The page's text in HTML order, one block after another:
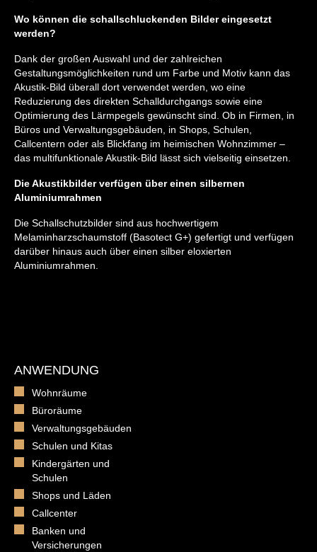
Wo können die schallschluckenden Bilder eingesetzt
werden?
Dank der großen Auswahl und der zahlreichen
Gestaltungsmöglichkeiten rund um Farbe und Motiv kann das
Akustik-Bild überall dort verwendet werden, wo eine
Reduzierung des direkten Schalldurchgangs sowie eine
Optimierung des Lärmpegels gewünscht sind. Ob in Firmen, in
Büros und Verwaltungsgebäuden, in Shops, Schulen,
Callcentern oder als Blickfang im heimischen Wohnzimmer –
das multifunktionale Akustik-Bild lässt sich vielseitig einsetzen.
Die Akustikbilder verfügen über einen silbernen
Aluminiumrahmen
Die Schallschutzbilder sind aus hochwertigem
Melaminharzschaumstoff (Basotect G+) gefertigt und verfügen
darüber hinaus auch über einen silber eloxierten
Aluminiumrahmen.
ANWENDUNG
Wohnräume
Büroräume
Verwaltungsgebäuden
Schulen und Kitas
Kindergärten und
Schulen
Shops und Läden
Callcenter
Banken und
Versicherungen